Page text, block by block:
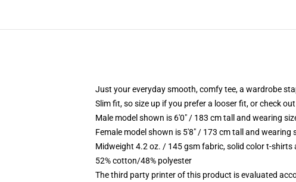
Just your everyday smooth, comfy tee, a wardrobe
Slim fit, so size up if you prefer a looser fit, or check
Male model shown is 6'0" / 183 cm tall and wearing
Female model shown is 5'8" / 173 cm tall and wearing
Midweight 4.2 oz. / 145 gsm fabric, solid color t-
52% cotton/48% polyester
The third party printer of this product is evaluated